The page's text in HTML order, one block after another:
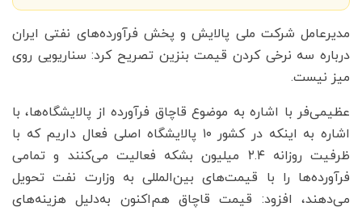
مدیرعامل شرکت ملی پالایش و پخش فرآورده‌های نفتی ایران
درباره سه نرخی کردن قیمت بنزین تصریح کرد: سناریویی روی
میز نیست.
عظیمی‌فر با اشاره به موضوع قاچاق فرآورده از پالایشگاه‌ها، با
اشاره به اینکه در کشور ۱۰ پالایشگاه اصلی فعال داریم که با
ظرفیت روزانه ۲.۴ میلیون بشکه فعالیت می‌کنند و تمامی
فرآورده‌ها را با قیمت‌های بین‌المللی به وزارت نفت تحویل
می‌دهند، افزود: قیمت قاچاق هم‌اکنون به‌دلیل هزینه‌های